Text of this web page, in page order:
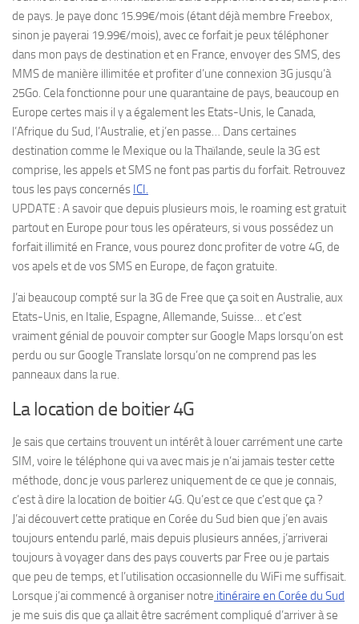
de pays. Je paye donc 15.99€/mois (étant déjà membre Freebox,
sinon je payerai 19.99€/mois), avec ce forfait je peux téléphoner
dans mon pays de destination et en France, envoyer des SMS, des
MMS de manière illimitée et profiter d’une connexion 3G jusqu’à
25Go. Cela fonctionne pour une quarantaine de pays, beaucoup en
Europe certes mais il y a également les Etats-Unis, le Canada,
l’Afrique du Sud, l’Australie, et j’en passe… Dans certaines
destination comme le Mexique ou la Thaïlande, seule la 3G est
comprise, les appels et SMS ne font pas partis du forfait. Retrouvez
tous les pays concernés ICI.
UPDATE : A savoir que depuis plusieurs mois, le roaming est gratuit
partout en Europe pour tous les opérateurs, si vous possédez un
forfait illimité en France, vous pourez donc profiter de votre 4G, de
vos apels et de vos SMS en Europe, de façon gratuite.
J’ai beaucoup compté sur la 3G de Free que ça soit en Australie, aux
Etats-Unis, en Italie, Espagne, Allemande, Suisse… et c’est
vraiment génial de pouvoir compter sur Google Maps lorsqu’on est
perdu ou sur Google Translate lorsqu’on ne comprend pas les
panneaux dans la rue.
La location de boitier 4G
Je sais que certains trouvent un intérêt à louer carrément une carte
SIM, voire le téléphone qui va avec mais je n’ai jamais tester cette
méthode, donc je vous parlerez uniquement de ce que je connais,
c’est à dire la location de boitier 4G. Qu’est ce que c’est que ça ?
J’ai découvert cette pratique en Corée du Sud bien que j’en avais
toujours entendu parlé, mais depuis plusieurs années, j’arriverai
toujours à voyager dans des pays couverts par Free ou je partais
que peu de temps, et l’utilisation occasionnelle du WiFi me suffisait.
Lorsque j’ai commencé à organiser notre itinéraire en Corée du Sud
je me suis dis que ça allait être sacrément compliqué d’arriver à se